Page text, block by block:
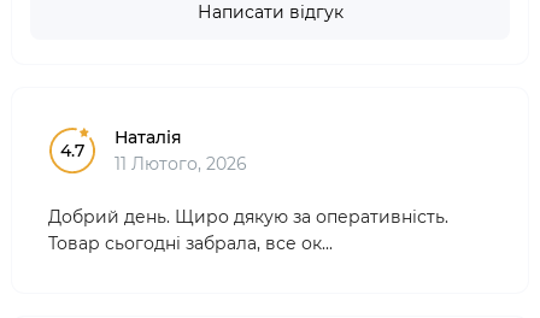
Написати відгук
4.7
Наталія
11 Лютого, 2026
Добрий день. Щиро дякую за оперативність.
Товар сьогодні забрала, все ок...